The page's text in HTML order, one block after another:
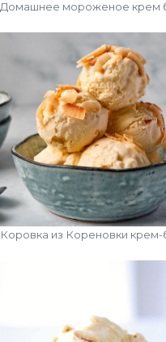
Домашнее мороженое крем
Коровка из Кореновки